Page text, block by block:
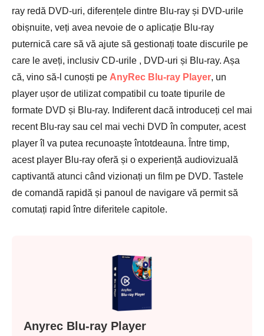
ray redă DVD-uri, diferențele dintre Blu-ray și DVD-urile
obișnuite, veți avea nevoie de o aplicație Blu-ray
puternică care să vă ajute să gestionați toate discurile pe
care le aveți, inclusiv CD-urile , DVD-uri și Blu-ray. Așa
că, vino să-l cunoști pe AnyRec Blu-ray Player, un
player ușor de utilizat compatibil cu toate tipurile de
formate DVD și Blu-ray. Indiferent dacă introduceți cel mai
recent Blu-ray sau cel mai vechi DVD în computer, acest
player îl va putea recunoaște întotdeauna. Între timp,
acest player Blu-ray oferă și o experiență audiovizuală
captivantă atunci când vizionați un film pe DVD. Tastele
de comandă rapidă și panoul de navigare vă permit să
comutați rapid între diferitele capitole.
Anyrec Blu-ray Player